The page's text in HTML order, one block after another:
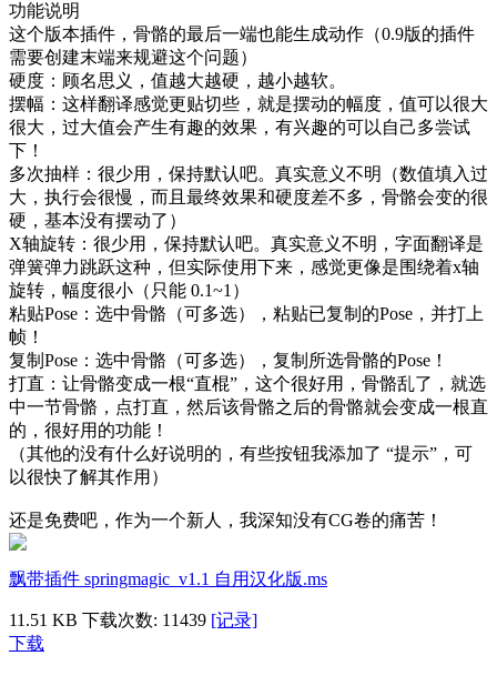
功能说明
这个版本插件，骨骼的最后一端也能生成动作（0.9版的插件
需要创建末端来规避这个问题）
硬度：顾名思义，值越大越硬，越小越软。
摆幅：这样翻译感觉更贴切些，就是摆动的幅度，值可以很大
很大，过大值会产生有趣的效果，有兴趣的可以自己多尝试
下！
多次抽样：很少用，保持默认吧。真实意义不明（数值填入过
大，执行会很慢，而且最终效果和硬度差不多，骨骼会变的很
硬，基本没有摆动了）
X轴旋转：很少用，保持默认吧。真实意义不明，字面翻译是
弹簧弹力跳跃这种，但实际使用下来，感觉更像是围绕着x轴
旋转，幅度很小（只能 0.1~1）
粘贴Pose：选中骨骼（可多选），粘贴已复制的Pose，并打上
帧！
复制Pose：选中骨骼（可多选），复制所选骨骼的Pose！
打直：让骨骼变成一根“直棍”，这个很好用，骨骼乱了，就选
中一节骨骼，点打直，然后该骨骼之后的骨骼就会变成一根直
的，很好用的功能！
（其他的没有什么好说明的，有些按钮我添加了 “提示”，可
以很快了解其作用）
还是免费吧，作为一个新人，我深知没有CG卷的痛苦！
飘带插件 springmagic_v1.1 自用汉化版.ms
11.51 KB 下载次数: 11439 [记录]
下载